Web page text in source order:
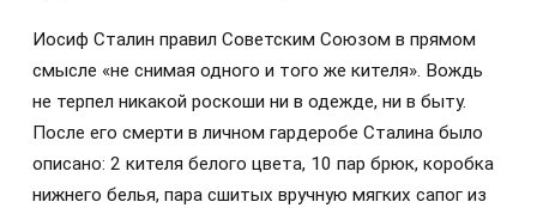
Иосиф Сталин правил Советским Союзом в прямом
смысле «не снимая одного и того же кителя». Вождь
не терпел никакой роскоши ни в одежде, ни в быту.
После его смерти в личном гардеробе Сталина было
описано: 2 кителя белого цвета, 10 пар брюк, коробка
нижнего белья, пара сшитых вручную мягких сапог из